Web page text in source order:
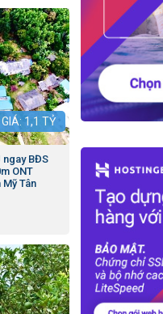
GIÁ: 1,1 TỶ
ngay BĐS
ONT
Tân